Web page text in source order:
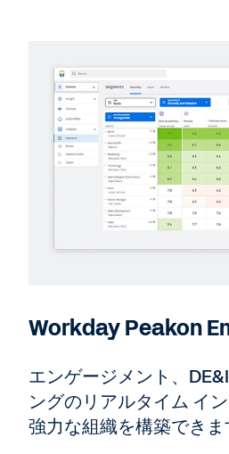
Workday Peakon
エンゲージメント、
ングのリアルタイム イ
強力な組織を構築できま